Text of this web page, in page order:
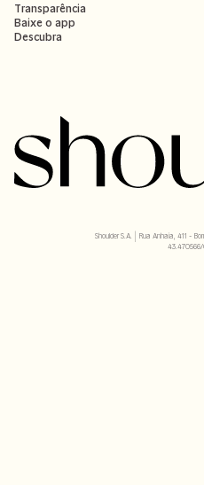
A Shoulder
Ajuda
Transparência